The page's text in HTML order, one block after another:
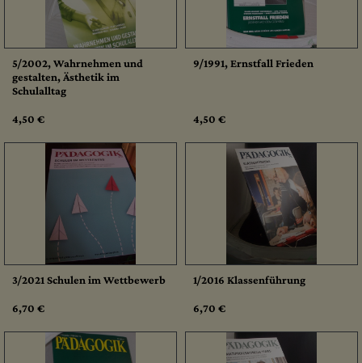
5/2002, Wahrnehmen und
gestalten, Ästhetik im
Schulalltag
4,50 €
9/1991, Ernstfall Frieden
4,50 €
3/2021 Schulen im Wettbewerb
6,70 €
1/2016 Klassenführung
6,70 €